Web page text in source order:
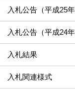
入札公告（平成25年
入札公告（平成24年
入札結果
入札関連様式